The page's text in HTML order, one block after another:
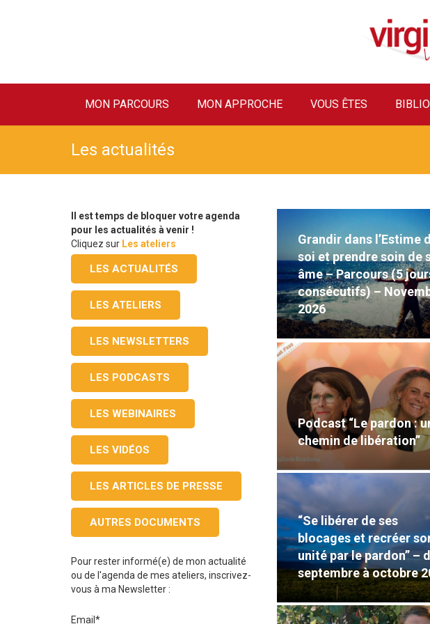
MON PARCOURS MON APPROCHE VOUS ÊTES
Les actualités
Grandir dans l’Estime
soi et prendre soin de
âme – Parcours (5
consécutifs) –
2026
Podcast “Le pardon :
chemin de libération”
“Se libérer de ses
blocages et recréer
unité par le pardon” –
septembre à octobre
Il est temps de bloquer votre agenda
pour les actualités à venir !
Cliquez sur Les ateliers
LES ACTUALITÉS
LES ATELIERS
LES NEWSLETTERS
LES PODCASTS
LES WEBINAIRES
LES VIDÉOS
LES ARTICLES DE PRESSE
AUTRES DOCUMENTS
Pour rester informé(e) de mon actualité
ou de l'agenda de mes ateliers, inscrivez-
vous à ma Newsletter :
Email*